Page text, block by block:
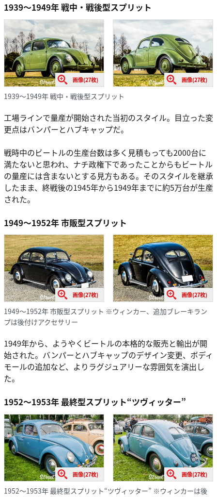
1939～1949年 戦中・戦後型スプリット
画像(27枚) 画像(27枚)
1939～1949年 戦中・戦後型スプリット
工場ラインで量産が開始された当初のスタイル。目立った変
更点はバンパーとハブキャップだ。
戦時中のビートルの生産台数は多く見積もっても2000台に
満たないと思われ、ナチ政権下であったことからもビートル
の量産には含まないとする見方もある。そのスタイルを継承
したまま、終戦後の1945年から1949年までに約5万台が生産
された。
1949～1952年 市販型スプリット
画像(27枚) 画像(27枚)
1949～1952年 市販型スプリット ※ウィンカー、追加ブレーキラン
プは後付けアクセサリー
1949年から、ようやくビートルの本格的な販売と輸出が開
始された。バンパーとハブキャップのデザイン変更、ボディ
モールの追加など、よりラグジュアリーな雰囲気を演出し
た。
1952～1953年 最終型スプリット“ツヴィッター”
画像(27枚) 画像(27枚)
1952～1953年 最終型スプリット“ツヴィッター” ※ウィンカーは後